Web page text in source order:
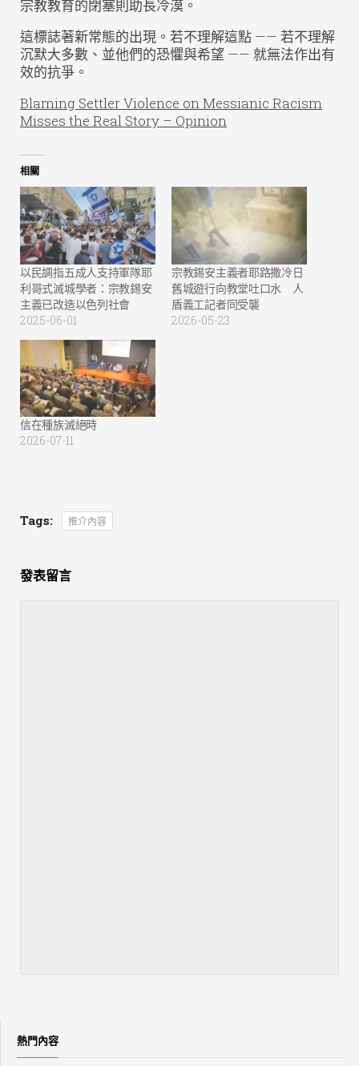
宗教教育的閉塞則助長冷漠。
這標誌著新常態的出現。若不理解這點 —— 若不理解
沉默大多數、並他們的恐懼與希望 —— 就無法作出有
效的抗爭。
Blaming Settler Violence on Messianic Racism
Misses the Real Story – Opinion
相關
以民調指五成人支持軍隊耶
利哥式滅城學者：宗教錫安
主義已改造以色列社會
2025-06-01
宗教錫安主義者耶路撒冷日
舊城遊行向教堂吐口水 人
盾義工記者同受襲
2026-05-23
信在種族滅絕時
2026-07-11
Tags: 推介內容
發表留言
熱門內容